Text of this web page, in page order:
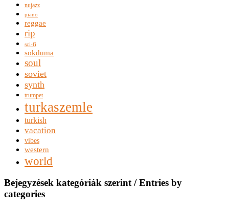
nujazz
piano
reggae
rip
sci-fi
sokduma
soul
soviet
synth
trumpet
turkaszemle
turkish
vacation
vibes
western
world
Bejegyzések kategóriák szerint / Entries by
categories